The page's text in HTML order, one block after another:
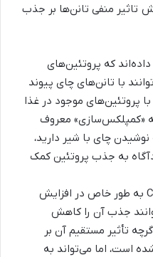
تاثیر منفی تانن‌ها بر جذب
که پروتئین‌های
با تانن‌های چای پیوند
با پروتئین‌های موجود در غذا
«کمپلکس‌سازی» معروف
نوشیدن چای با شیر دارید،
به جذب پروتئین کمک
ویتامین C به طور خاص در افزایش
جذب آن را کاهش
تأثیر مستقیم آن بر
است، اما می‌تواند به